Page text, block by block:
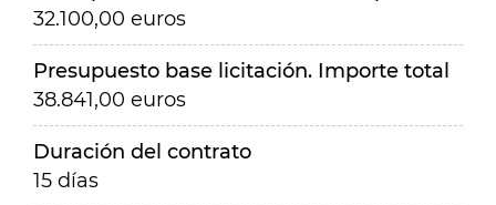
32.100,00 euros
Presupuesto base licitación. Importe total
38.841,00 euros
Duración del contrato
15 días